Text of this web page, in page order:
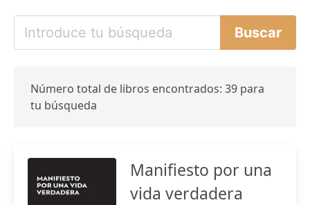
Número total de libros encontrados: 39 para
tu búsqueda
Manifiesto por una
vida verdadera